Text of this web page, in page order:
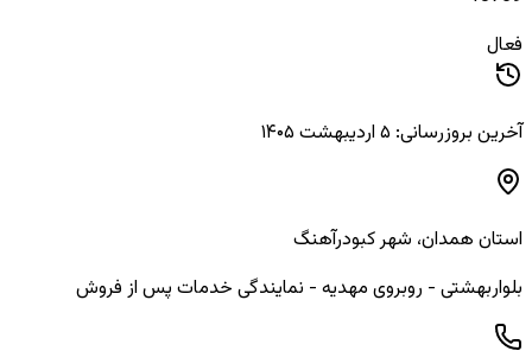
فعال
آخرین بروزرسانی: ۵ اردیبهشت ۱۴۰۵
استان همدان، شهرکبودرآهنگ
بلواربهشتی - روبروی مهدیه - نمایندگی خدمات پس از فروش